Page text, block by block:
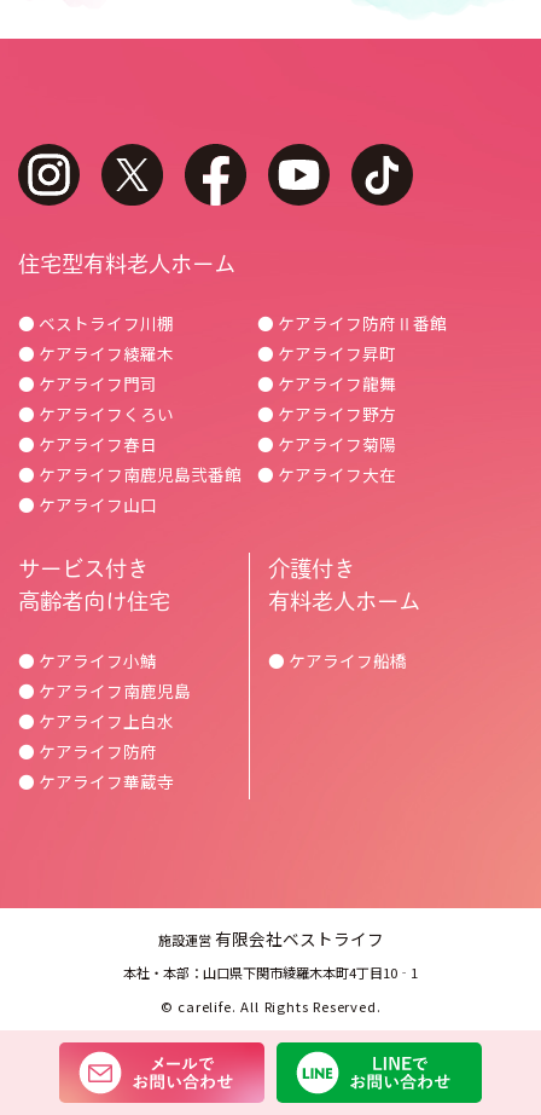
メールでお問い合わせ
instagram twitter facebook youtube
住宅型有料老人ホーム
● ベストライフ川棚
● ケアライフ綾羅木
● ケアライフ門司
● ケアライフくろい
● ケアライフ春日
● ケアライフ南鹿児島弐番館
● ケアライフ山口
● ケアライフ防府Ⅱ番館
● ケアライフ昇町
● ケアライフ龍舞
● ケアライフ野方
● ケアライフ菊陽
● ケアライフ大在
サービス付き
高齢者向け住宅
● ケアライフ小鯖
● ケアライフ南鹿児島
● ケアライフ上白水
● ケアライフ防府
● ケアライフ華蔵寺
介護付き
有料老人ホーム
● ケアライフ船橋
施設運営有限会社ベストライフ
本社・本部：山口県下関市綾羅木本町4丁目10‐1
© carelife. All Rights Reserved.